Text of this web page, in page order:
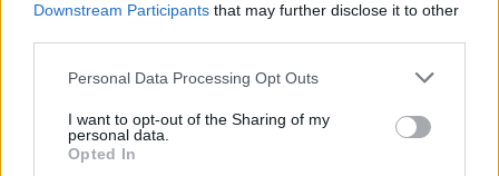
Downstream Participants that may further disclose it to other
Please note that this website/app uses one or more Google
not limited to your visit or usage behaviour. You may click to
grant or deny consent to Google and its third-party tags to
use your data for below specified purposes in below Google
Personal Data Processing Opt Outs
I want to opt-out of the Sharing of my
personal data.
Opted In